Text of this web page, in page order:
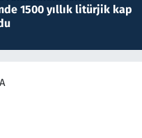
1500 yıllık litürjik kap